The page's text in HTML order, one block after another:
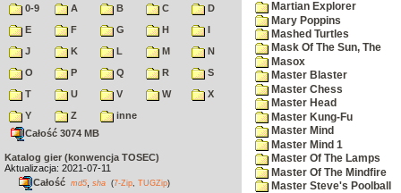
0-9 A B C
D
E
F G H
I
J
K L M
N
O
P Q R
S
T
U V W
X
Y
Z
inne
Całość 3074 MB
Katalog gier (konwencja TOSEC)
Aktualizacja: 2021-07-11
Całość md5 sha (7-Zip TUGZip)
Martian Explorer
Mary Poppins
Mashed Turtles
Mask Of The Sun, The
Masox
Master Blaster
Master Chess
Master Head
Master Kung-Fu
Master Mind
Master Mind 1
Master Of The Lamps
Master Of The Mindfire
Master Steve's Poolball